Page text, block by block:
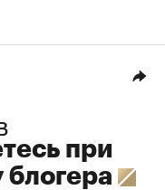
при
блогера